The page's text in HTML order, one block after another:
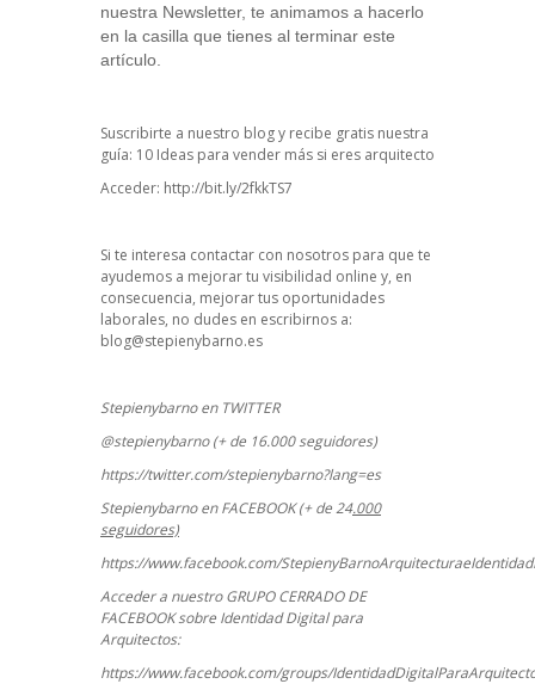
nuestra Newsletter, te animamos a hacerlo
en la casilla que tienes al terminar este
artículo.
Suscribirte a nuestro blog y recibe gratis nuestra
guía: 10 Ideas para vender más si eres arquitecto
Acceder: http://bit.ly/2fkkTS7
Si te interesa contactar con nosotros para que te
ayudemos a mejorar tu visibilidad online y, en
consecuencia, mejorar tus oportunidades
laborales, no dudes en escribirnos a:
blog@stepienybarno.es
Stepienybarno en TWITTER
@stepienybarno (+ de 16.000 seguidores)
https://twitter.com/stepienybarno?lang=es
Stepienybarno en FACEBOOK (+ de 24.000
seguidores)
https://www.facebook.com/
Acceder a nuestro GRUPO CERRADO DE
FACEBOOK sobre Identidad Digital para
Arquitectos:
https://www.facebook.com/groups/